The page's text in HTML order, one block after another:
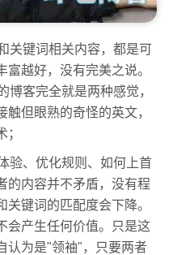
关键词相关内容，都是可
越好，没有完美之说。
博客完全就是两种感觉，
但眼熟的奇怪的英文，
验、优化规则、如何上首
的内容并不矛盾，没有程
键词的匹配度会下降。
会产生任何价值。只是这
认为是"领袖"，只要两者